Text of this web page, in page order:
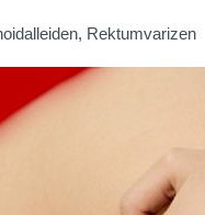
Rektumvarizen